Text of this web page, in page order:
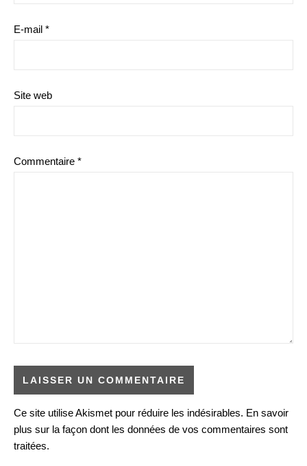
E-mail *
Site web
Commentaire *
Ce site utilise Akismet pour réduire les indésirables. En savoir
plus sur la façon dont les données de vos commentaires sont
traitées.